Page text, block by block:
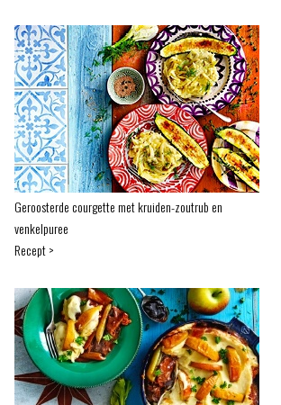
Geroosterde courgette met kruiden-zoutrub en
venkelpuree
Recept >